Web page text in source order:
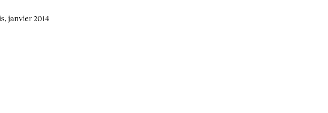
janvier 2014